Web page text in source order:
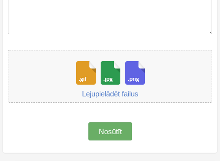
Lejupielādēt failus
Nosūtīt